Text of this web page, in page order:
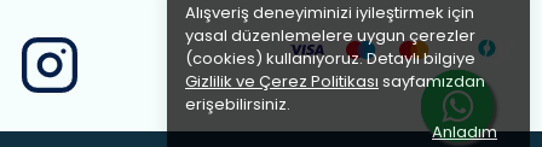
Alışveriş deneyiminizi iyileştirmek için
yasal düzenlemelere uygun çerezler
(cookies) kullanıyoruz. Detaylı bilgiye
Gizlilik ve Çerez Politikası sayfamızdan
erişebilirsiniz.
Anladım